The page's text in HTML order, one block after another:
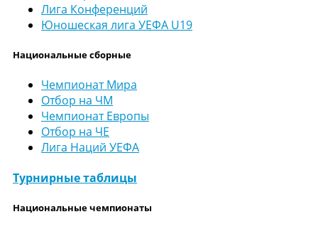
Лига Конференций
Юношеская лига УЕФА U19
Национальные сборные
Чемпионат Мира
Отбор на ЧМ
Чемпионат Европы
Отбор на ЧЕ
Лига Наций УЕФА
Турнирные таблицы
Национальные чемпионаты